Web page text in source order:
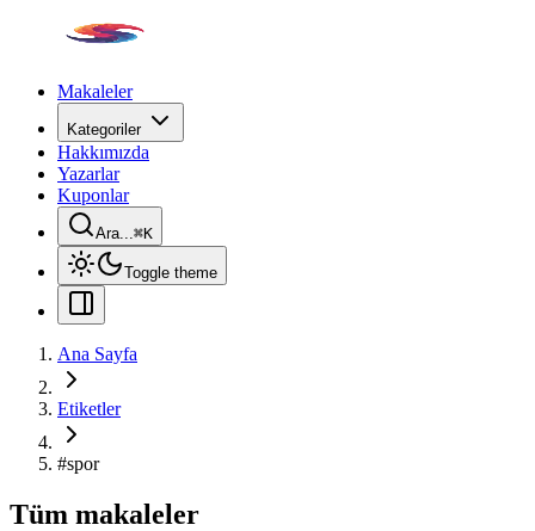
Makaleler
Kategoriler
Hakkımızda
Yazarlar
Kuponlar
Ara...⌘K
Toggle theme
Ana Sayfa
Etiketler
#spor
Tüm makaleler